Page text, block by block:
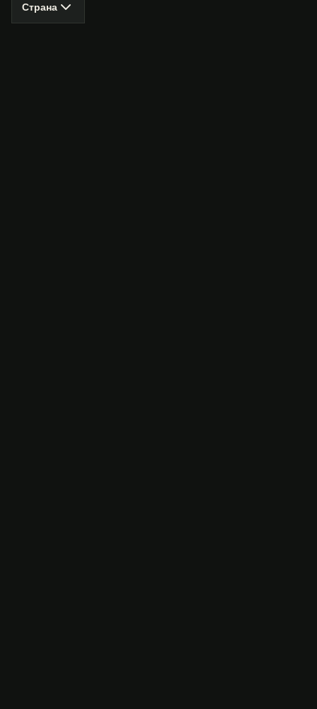
Страна